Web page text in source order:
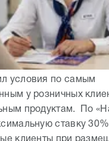
условия по самым
у розничных
продуктам. По
ставку
клиенты при